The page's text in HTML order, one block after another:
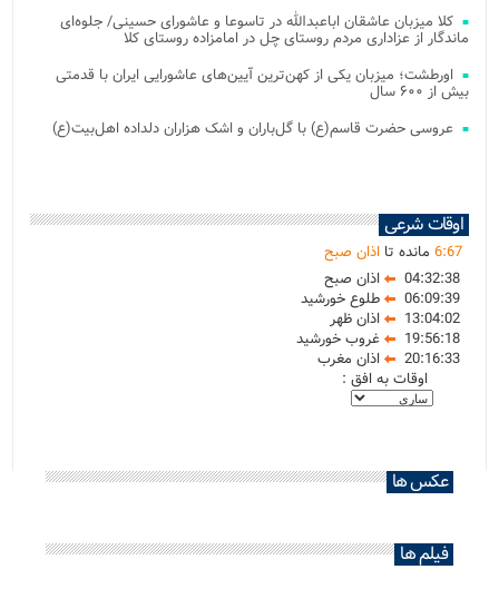
کلا میزبان عاشقان اباعبدالله در تاسوعا و عاشورای حسینی/ جلوه‌ای
ماندگار از عزاداری مردم روستای چل در امامزاده روستای کلا
اورطشت؛ میزبان یکی از کهن‌ترین آیین‌های عاشورایی ایران با قدمتی
بیش از ۶۰۰ سال
عروسی حضرت قاسم(ع) با گل‌باران و اشک هزاران دلداده اهل‌بیت(ع)
اوقات شرعی
6:67 مانده تا اذان صبح
04:32:38
اذان صبح
06:09:39
طلوع خورشید
13:04:02
اذان ظهر
19:56:18
غروب خورشید
20:16:33
اذان مغرب
اوقات به افق :
عکس ها
فیلم ها